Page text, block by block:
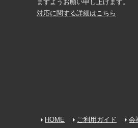
ますようお願い申し上げます。
対応に関する詳細はこちら
HOME ご利用ガイド 会